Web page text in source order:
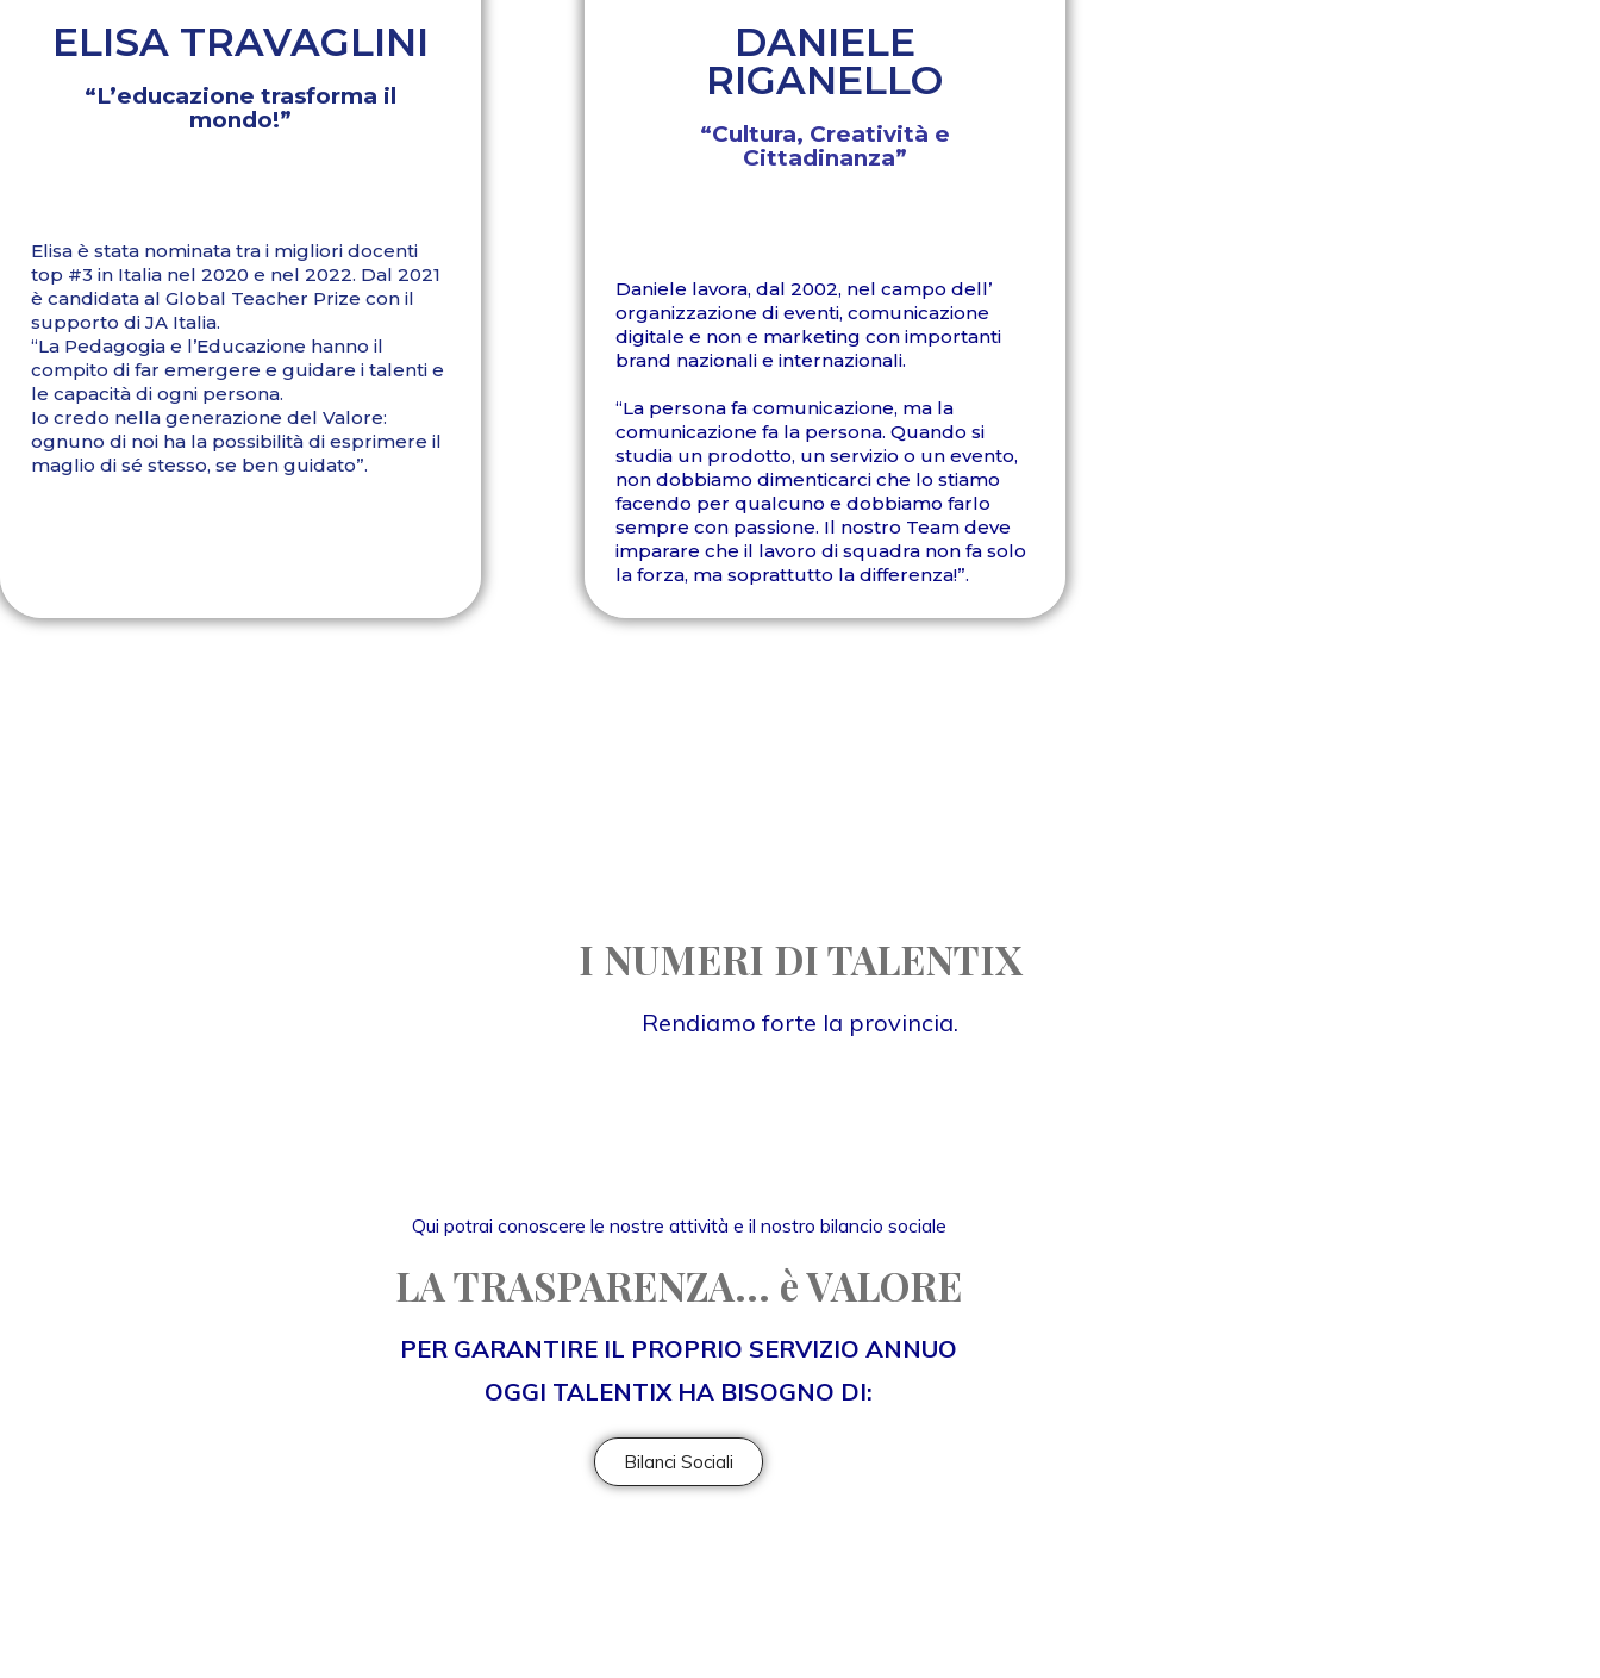
ELISA TRAVAGLINI
“L’educazione trasforma il
mondo!”
Elisa è stata nominata tra i migliori docenti
top #3 in Italia nel 2020 e nel 2022. Dal 2021
è candidata al Global Teacher Prize con il
supporto di JA Italia.
“La Pedagogia e l’Educazione hanno il
compito di far emergere e guidare i talenti e
le capacità di ogni persona.
Io credo nella generazione del Valore:
ognuno di noi ha la possibilità di esprimere il
maglio di sé stesso, se ben guidato”.
DANIELE
RIGANELLO
“Cultura, Creatività e
Cittadinanza”
Daniele lavora, dal 2002, nel campo dell’
organizzazione di eventi, comunicazione
digitale e non e marketing con importanti
brand nazionali e internazionali.
“La persona fa comunicazione, ma la
comunicazione fa la persona. Quando si
studia un prodotto, un servizio o un evento,
non dobbiamo dimenticarci che lo stiamo
facendo per qualcuno e dobbiamo farlo
sempre con passione. Il nostro Team deve
imparare che il lavoro di squadra non fa solo
la forza, ma soprattutto la differenza!”.
I NUMERI DI TALENTIX
Rendiamo forte la provincia.
Qui potrai conoscere le nostre attività e il nostro bilancio sociale
LA TRASPARENZA... è VALORE
PER GARANTIRE IL PROPRIO SERVIZIO ANNUO
OGGI TALENTIX HA BISOGNO DI:
Bilanci Sociali